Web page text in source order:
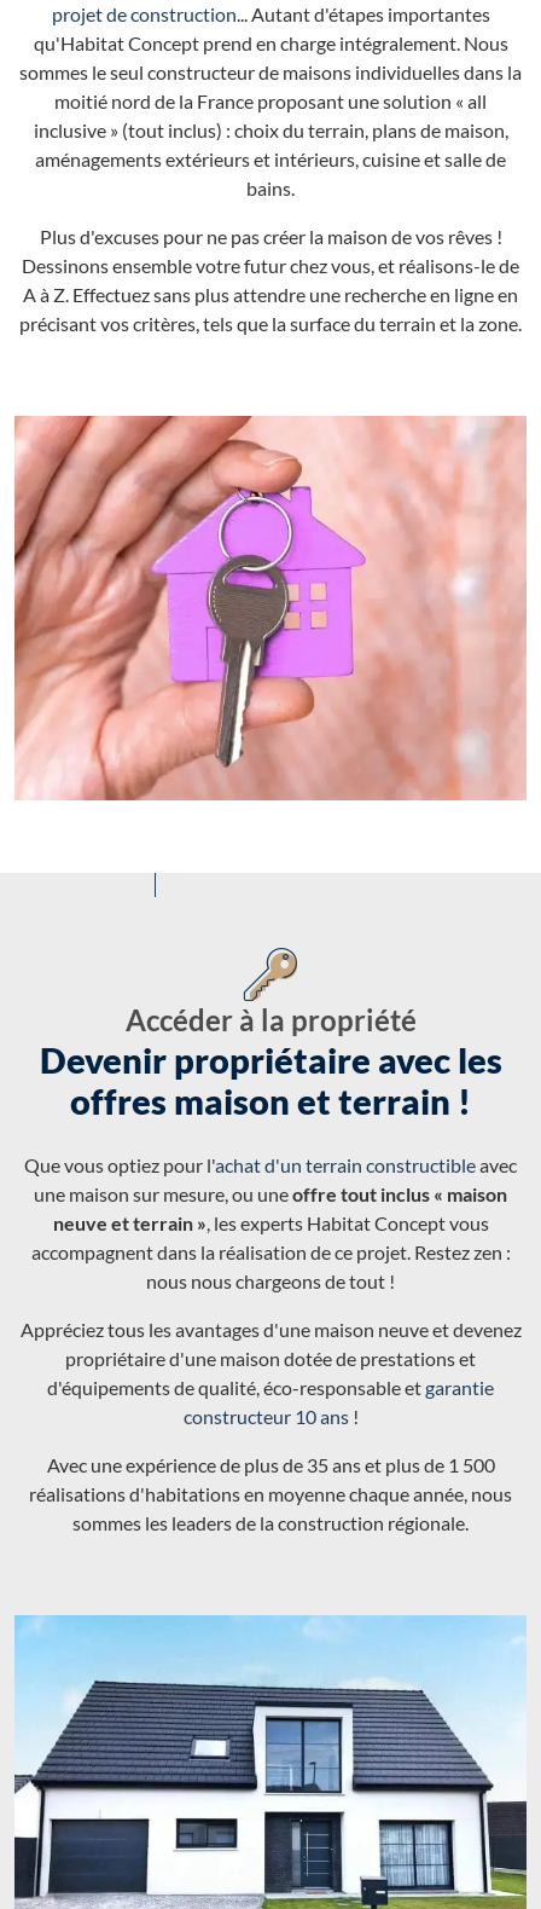
projet de construction... Autant d'étapes importantes
qu'Habitat Concept prend en charge intégralement. Nous
sommes le seul constructeur de maisons individuelles dans la
moitié nord de la France proposant une solution « all
inclusive » (tout inclus) : choix du terrain, plans de maison,
aménagements extérieurs et intérieurs, cuisine et salle de
bains.
Plus d'excuses pour ne pas créer la maison de vos rêves !
Dessinons ensemble votre futur chez vous, et réalisons-le de
A à Z. Effectuez sans plus attendre une recherche en ligne en
précisant vos critères, tels que la surface du terrain et la zone.
Accéder à la propriété
Devenir propriétaire avec les
offres maison et terrain !
Que vous optiez pour l'achat d'un terrain constructibleavec
une maison sur mesure, ou uneoffre tout inclus « maison
neuve et terrain », les experts Habitat Concept vous
accompagnent dans la réalisation de ce projet. Restez zen :
nous nous chargeons de tout !
Appréciez tous les avantages d'une maison neuve et devenez
propriétaire d'une maison dotée de prestations et
d'équipements de qualité, éco-responsable etgarantie
constructeur 10 ans!
Avec une expérience de plus de 35 ans et plus de 1 500
réalisations d'habitations en moyenne chaque année, nous
sommes les leaders de la construction régionale.